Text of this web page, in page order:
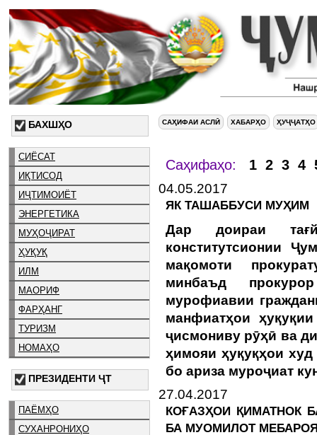
БАХШҲО
СИЁСАТ
ИҚТИСОД
ИҶТИМОИЁТ
ЭНЕРГЕТИКА
МУҲОҶИРАТ
ҲУҚУҚ
ИЛМ
МАОРИФ
ФАРҲАНГ
ТУРИЗМ
НОМАҲО
ПРЕЗИДЕНТИ ҶТ
ПАЁМҲО
СУХАНРОНИҲО
САҲИФАИ АСЛӢ ХАБАРҲО ҲУҶҶАТҲО
Саҳифаҳо: 1 2 3 4
04.05.2017
ЯК ТАШАББУСИ МУҲИМ
Дар доираи
конститутсионии
мақомоти
минбаъд
мурофиавии
манфиатҳои
ҷисмониву рӯҳӣ ва
ҳимояи ҳуқуқҳои
бо ариза муроҷиат
27.04.2017
КОҒАЗҲОИ ҚИМАТНОК
БА МУОМИЛОТ